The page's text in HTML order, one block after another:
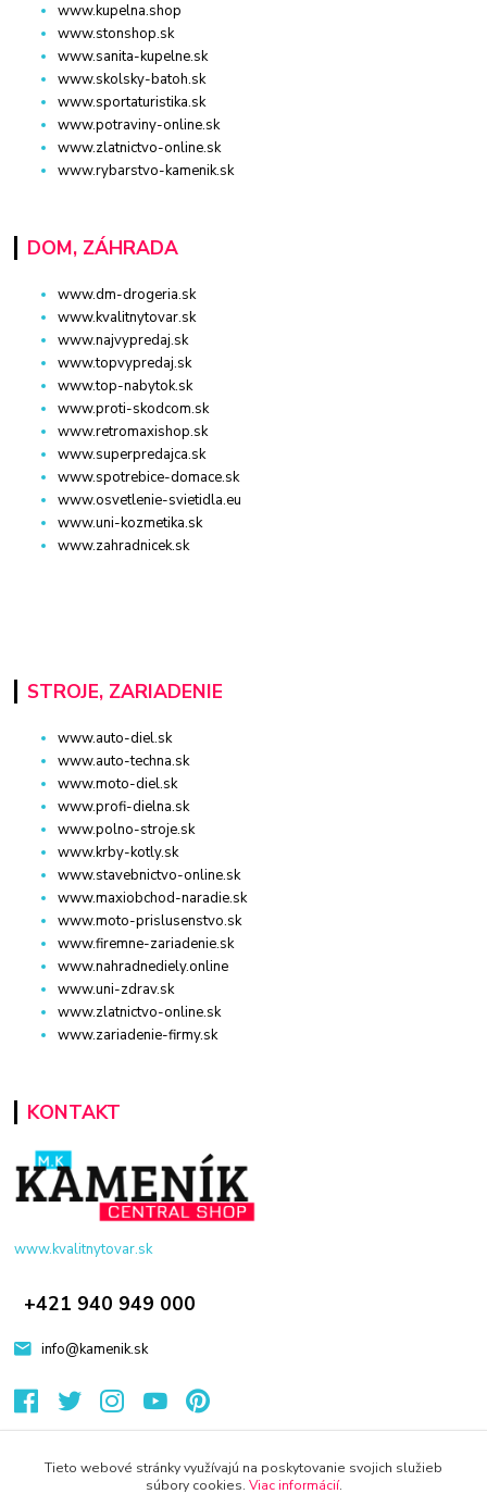
www.kupelna.shop
www.stonshop.sk
www.sanita-kupelne.sk
www.skolsky-batoh.sk
www.sportaturistika.sk
www.potraviny-online.sk
www.zlatnictvo-online.sk
www.rybarstvo-kamenik.sk
DOM, ZÁHRADA
www.dm-drogeria.sk
www.kvalitnytovar.sk
www.najvypredaj.sk
www.topvypredaj.sk
www.top-nabytok.sk
www.proti-skodcom.sk
www.retromaxishop.sk
www.superpredajca.sk
www.spotrebice-domace.sk
www.osvetlenie-svietidla.eu
www.uni-kozmetika.sk
www.zahradnicek.sk
STROJE, ZARIADENIE
www.auto-diel.sk
www.auto-techna.sk
www.moto-diel.sk
www.profi-dielna.sk
www.polno-stroje.sk
www.krby-kotly.sk
www.stavebnictvo-online.sk
www.maxiobchod-naradie.sk
www.moto-prislusenstvo.sk
www.firemne-zariadenie.sk
www.nahradnediely.online
www.uni-zdrav.sk
www.zlatnictvo-online.sk
www.zariadenie-firmy.sk
KONTAKT
www.kvalitnytovar.sk
+421 940 949 000
info@kamenik.sk
Tieto webové stránky využívajú na poskytovanie svojich služieb
súbory cookies. Viac informácií.